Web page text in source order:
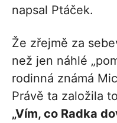
napsal Ptáček.
Že zřejmě za
než jen náhlé
rodinná známá
Právě ta založila
„Vím, co Radka